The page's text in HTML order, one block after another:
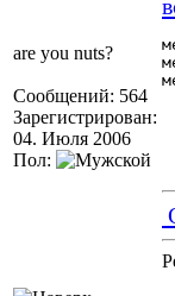
are you nuts?
Сообщений: 564
Зарегистрирован:
04. Июля 2006
Пол: